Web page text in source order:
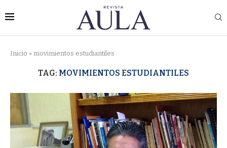
Inicio » movimientos estudiantiles
TAG: MOVIMIENTOS ESTUDIANTILES